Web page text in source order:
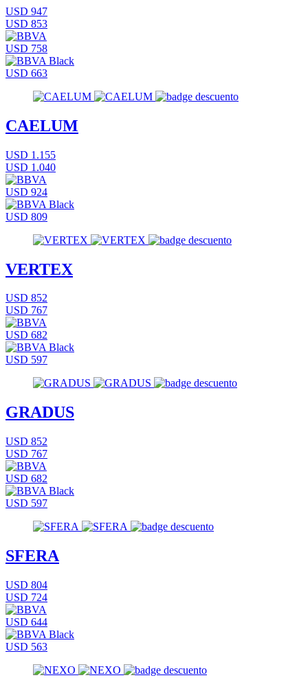
USD 947
USD 853
USD 758
USD 663
CAELUM
USD 1.155
USD 1.040
USD 924
USD 809
VERTEX
USD 852
USD 767
USD 682
USD 597
GRADUS
USD 852
USD 767
USD 682
USD 597
SFERA
USD 804
USD 724
USD 644
USD 563